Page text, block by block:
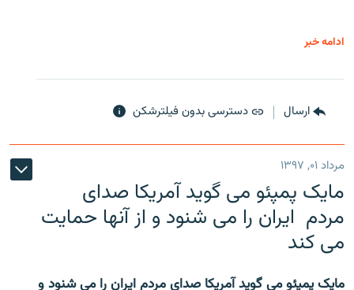
ادامه خبر
ارسال دسترسی بدون فیلترشکن
مرداد ۰۱, ۱۳۹۷
مایک پمپئو می گوید آمریکا صدای
مردم ایران را می شنود و از آنها حمایت
می کند
مایک پمپئو می گوید آمریکا صدای مردم ایران را می شنود و